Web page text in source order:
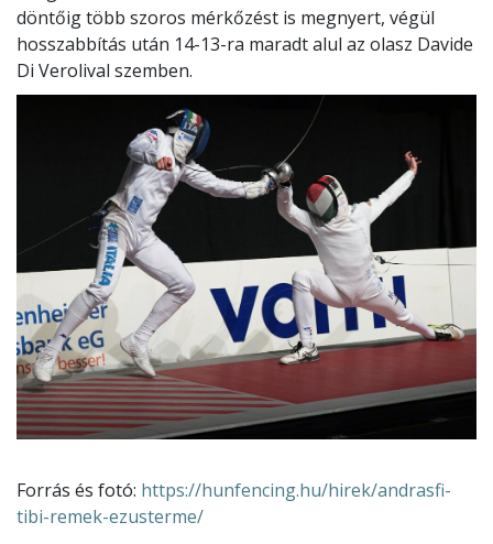
döntőig több szoros mérkőzést is megnyert, végül
hosszabbítás után 14-13-ra maradt alul az olasz Davide
Di Verolival szemben.
Forrás és fotó: https://hunfencing.hu/hirek/andrasfi-
tibi-remek-ezusterme/